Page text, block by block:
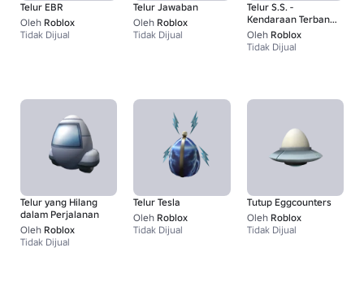
Telur EBR
Oleh Roblox
Tidak Dijual
Telur Jawaban
Oleh Roblox
Tidak Dijual
Telur S.S. -
Kendaraan Terbang
yang Kuat
Oleh Roblox
Tidak Dijual
Telur yang Hilang
dalam Perjalanan
Oleh Roblox
Tidak Dijual
Telur Tesla
Oleh Roblox
Tidak Dijual
Tutup Eggcounters
Oleh Roblox
Tidak Dijual